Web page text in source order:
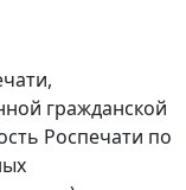
гражданской
Роспечати по